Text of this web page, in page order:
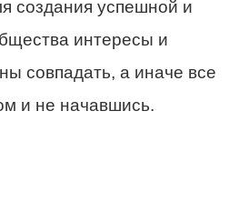
создания успешной и
интересы и
совпадать, а иначе все
и не начавшись.